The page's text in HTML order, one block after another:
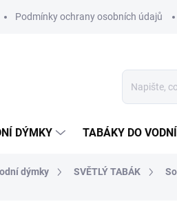
Podmínky ochrany osobních údajů
DÝMKY TABÁKY DO
dýmky SVĚTLÝ TABÁK